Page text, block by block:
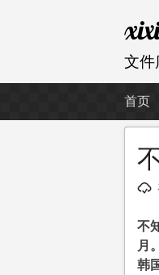
至
内
文件
首页
不
月
韩